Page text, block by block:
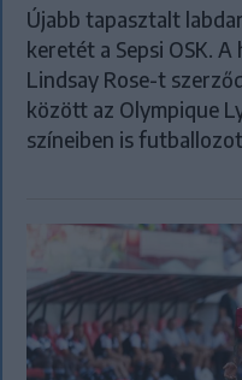
Újabb tapasztalt
keretét a Sepsi OSK.
Lindsay Rose-t
között az Olympique
színeiben is